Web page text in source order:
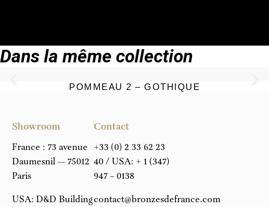
Dans la même collection
POMMEAU 2 – GOTHIQUE
Showroom
France : 73 avenue
Daumesnil — 75012
Paris
USA: D&D Building
Contact
+33 (0) 2 33 62 23
40 / USA: + 1 (347)
947 – 0138
contact@bronzesdefrance.com